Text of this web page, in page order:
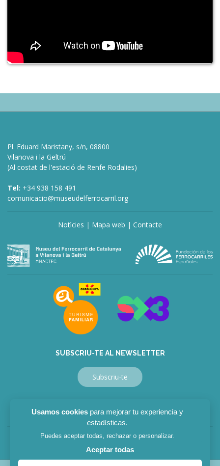
Usamos cookiespara mejorar tu experiencia y
estadísticas.
Puedes aceptar todas, rechazar o personalizar.
Aceptar todas
Pl. Eduard Maristany, s/n, 08800
Vilanova i la Geltrú
(Al costat de l'estació de Renfe Rodalies)
Tel: +34 938 158 491
comunicacio@museudelferrocarril.org
Notìcies | Mapa web | Contacte
deneme
bonusu
SUBSCRIU-TE AL NEWSLETTER
Subscriu-te
Avís legal|Política privacitat|Política cookies